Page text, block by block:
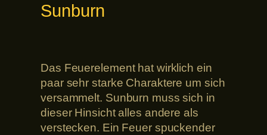
Sunburn
Das Feuerelement hat wirklich ein
paar sehr starke Charaktere um sich
versammelt. Sunburn muss sich in
dieser Hinsicht alles andere als
verstecken. Ein Feuer spuckender